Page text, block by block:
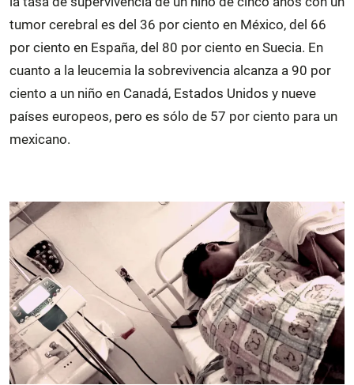
tumor cerebral es del 36 por ciento en México, del 66
por ciento en España, del 80 por ciento en Suecia. En
cuanto a la leucemia la sobrevivencia alcanza a 90 por
ciento a un niño en Canadá, Estados Unidos y nueve
países europeos, pero es sólo de 57 por ciento para un
mexicano.